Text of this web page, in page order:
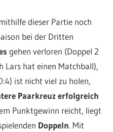
dieser Partie noch
bei der Dritten
gehen verloren (Doppel 2
Lars hat einen Matchball),
ist nicht viel zu holen,
Paarkreuz erfolgreich
Punktgewinn reicht, liegt
Doppeln. Mit